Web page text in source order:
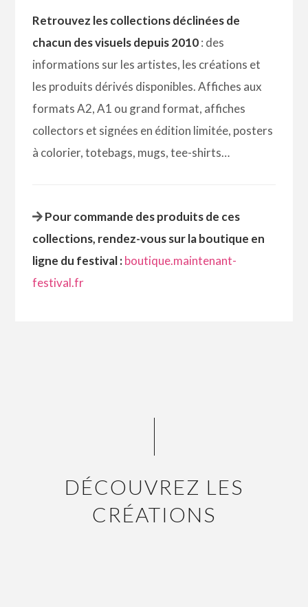
Retrouvez les collections déclinées de
chacun des visuels depuis 2010: des
informations sur les artistes, les créations et
les produits dérivés disponibles. Affiches aux
formats A2, A1 ou grand format, affiches
collectors et signées en édition limitée, posters
à colorier, totebags, mugs, tee-shirts…
Pour commande des produits de ces
collections, rendez-vous sur la boutique en
ligne du festival :boutique.maintenant-
festival.fr
DÉCOUVREZ LES
CRÉATIONS